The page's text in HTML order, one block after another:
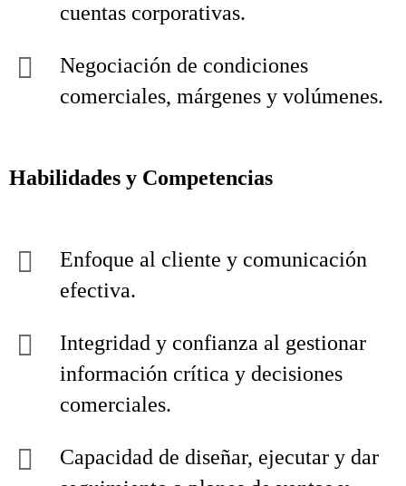
cuentas corporativas.
Negociación de condiciones
comerciales, márgenes y volúmenes.
Habilidades y Competencias
Enfoque al cliente y comunicación
efectiva.
Integridad y confianza al gestionar
información crítica y decisiones
comerciales.
Capacidad de diseñar, ejecutar y dar